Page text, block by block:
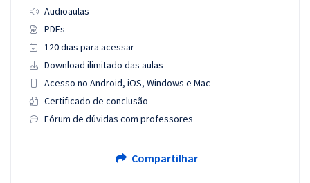
Audioaulas
PDFs
120 dias para acessar
Download ilimitado das aulas
Acesso no Android, iOS, Windows e Mac
Certificado de conclusão
Fórum de dúvidas com professores
Compartilhar